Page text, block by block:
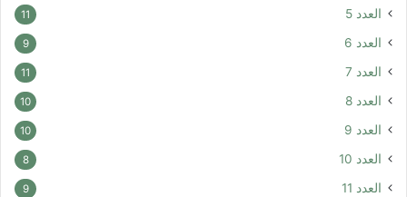
العدد 5 11
العدد 6 9
العدد 7 11
العدد 8 10
العدد 9 10
العدد 10 8
العدد 11 9